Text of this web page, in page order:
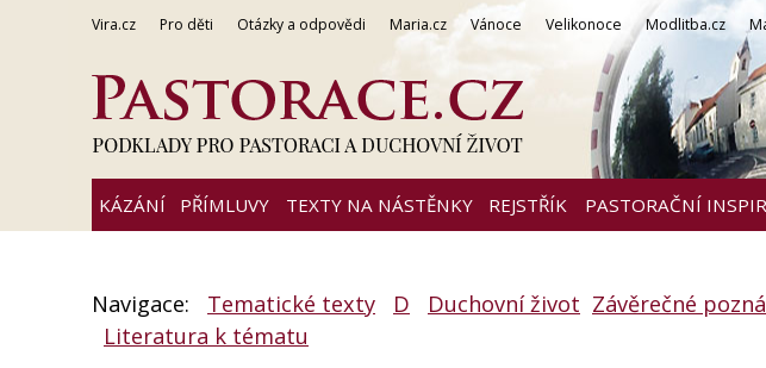
Vira.cz Pro děti Otázky a odpovědi Maria.cz Vánoce Velikonoce Modlitba.cz
KÁZÁNÍ PŘÍMLUVY TEXTY NA NÁSTĚNKY REJSTŘÍK PASTORAČNÍ
Navigace: Tematické texty D Duchovní život Závěrečné
Literatura k tématu